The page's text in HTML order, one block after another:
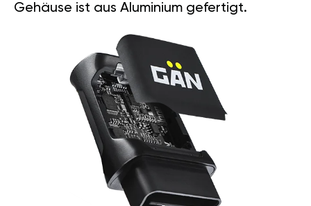
Gehäuse ist aus Aluminium gefertigt.